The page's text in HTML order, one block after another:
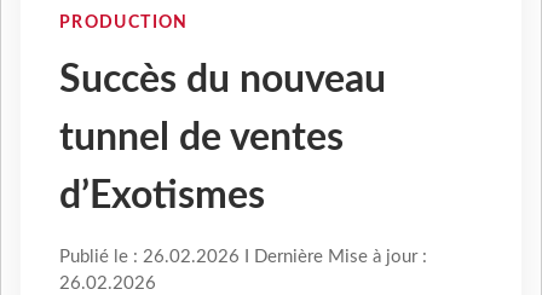
PRODUCTION
Succès du nouveau
tunnel de ventes
d’Exotismes
Publié le : 26.02.2026 I Dernière Mise à jour :
26.02.2026